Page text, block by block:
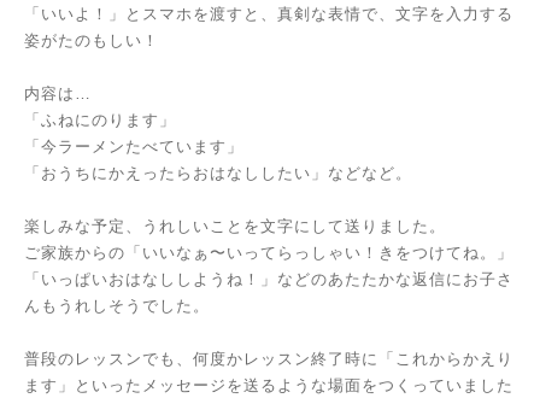
「いいよ！」とスマホを渡すと、真剣な表情で、文字を入力する
姿がたのもしい！
内容は…
「ふねにのります」
「今ラーメンたべています」
「おうちにかえったらおはなししたい」などなど。
楽しみな予定、うれしいことを文字にして送りました。
ご家族からの「いいなぁ〜いってらっしゃい！きをつけてね。」
「いっぱいおはなししようね！」などのあたたかな返信にお子さ
んもうれしそうでした。
普段のレッスンでも、何度かレッスン終了時に「これからかえり
ます」といったメッセージを送るような場面をつくっていました